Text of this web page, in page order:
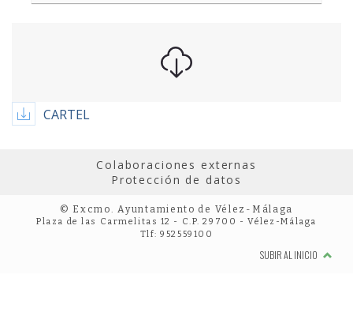
CARTEL
Colaboraciones externas
Protección de datos
© Excmo. Ayuntamiento de Vélez-Málaga
Plaza de las Carmelitas 12 - C.P. 29700 - Vélez-Málaga
Tlf: 952559100
SUBIR AL INICIO